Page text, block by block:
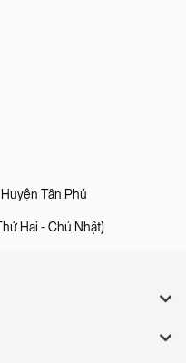
Tân Phú
Hai - Chủ Nhật)